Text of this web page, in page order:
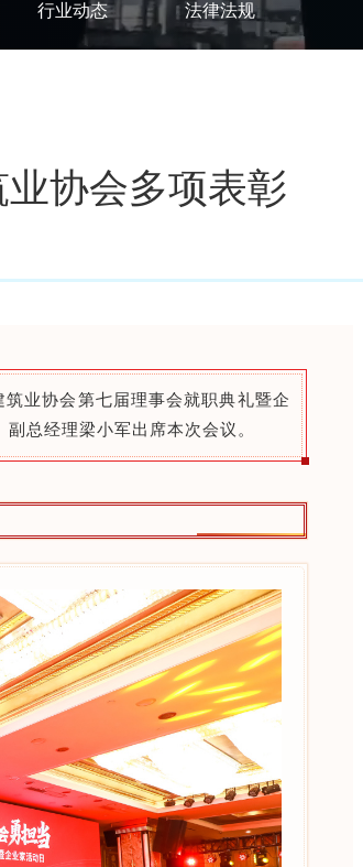
行业动态 法律法规
协会多项表彰
业协会第七届理事会就职典礼暨企
总经理梁小军出席本次会议。